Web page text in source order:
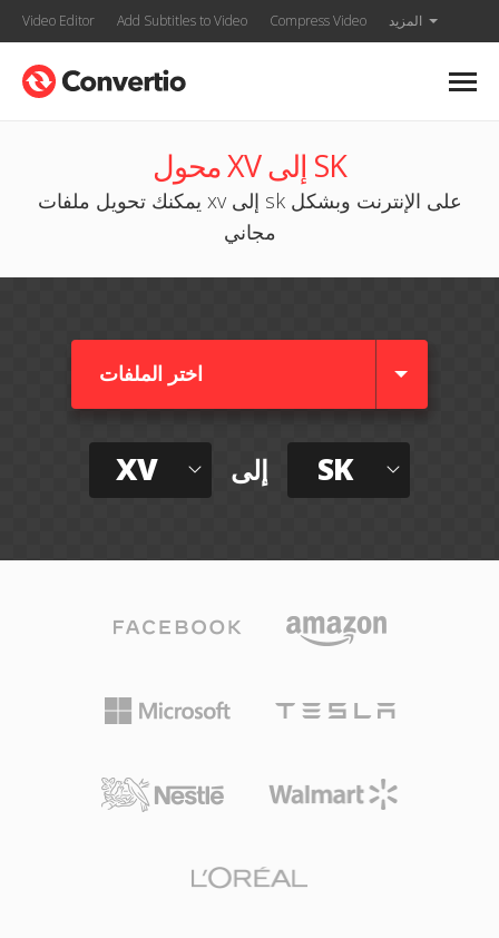
Video Editor Add Subtitles to Video Compress Video المزيد
محول XV إلى SK
يمكنك تحويل ملفات xv إلى sk على الإنترنت وبشكل
مجاني
اختر الملفات
XV إلى SK